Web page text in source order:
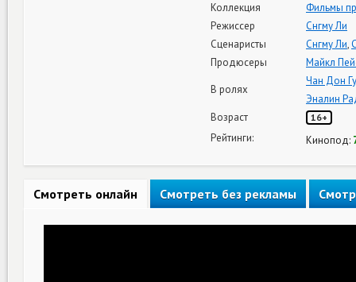
Коллекция
Фильмы
Режиссер
Снгму Ли
Сценаристы
Снгму Ли,
Продюсеры
Майкл
В ролях
Чан Дон
Эналин
Возраст
16+
Рейтинги: Кинопод:
Смотреть онлайн Смотреть без рекламы